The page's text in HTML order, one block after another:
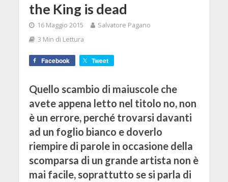
the King is dead
16 Maggio 2015
Salvatore Pagano
3 Min di Lettura
Facebook Tweet
Quello scambio di maiuscole che
avete appena letto nel titolo no, non
è un errore, perché trovarsi davanti
ad un foglio bianco e doverlo
riempire di parole in occasione della
scomparsa di un grande artista non è
mai facile, soprattutto se si parla di